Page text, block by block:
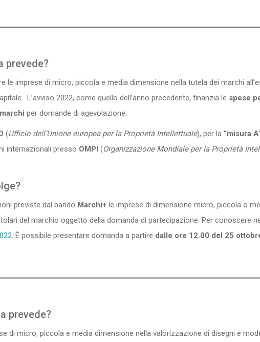
prevede?
le imprese di micro, piccola e media dimensione nella tutela dei marchi
L’avviso 2022, come quello dell’anno precedente, finanzia le spese
per domande di agevolazione:
(Ufficio dell’Unione europea per la Proprietà Intellettuale), per la “misura A
internazionali presso OMPI (Organizzazione Mondiale per la Proprietà
previste dal bando Marchi+le imprese di dimensione micro, piccola o
del marchio oggetto della domanda di partecipazione. Per conoscere
. È possibile presentare domanda a partire dalle ore 12.00 del 25
prevede?
di micro, piccola e media dimensione nella valorizzazione di disegni e